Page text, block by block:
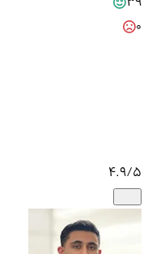
4.9/5